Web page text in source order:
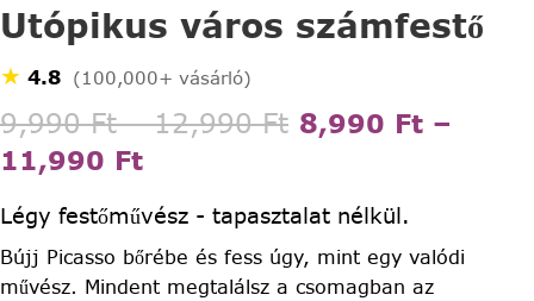
Utópikus város számfestő
★ 4.8 (100,000+ vásárló)
9,990Ft – 12,990Ft 8,990 Ft –
11,990 Ft
Légy festőművész - tapasztalat nélkül.
Bújj Picasso bőrébe és fess úgy, mint egy valódi
művész. Mindent megtalálsz a csomagban az